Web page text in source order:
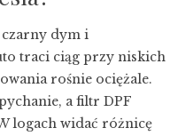
czarny dym i
traci ciąg przy niskich
rośnie ociężale.
a filtr DPF
logach widać różnicę